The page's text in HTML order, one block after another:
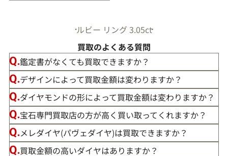
ルビー リング 3.05ct
買取のよくある質問
鑑定書がなくても買取できますか？
デザインによって買取金額は変わりますか？
ダイヤモンドの形によって買取金額は変わりますか？
宝石専門買取店の方が高く買い取ってくれますか？
メレダイヤ(パヴェダイヤ)は買取できますか？
買取金額の高いダイヤはありますか？